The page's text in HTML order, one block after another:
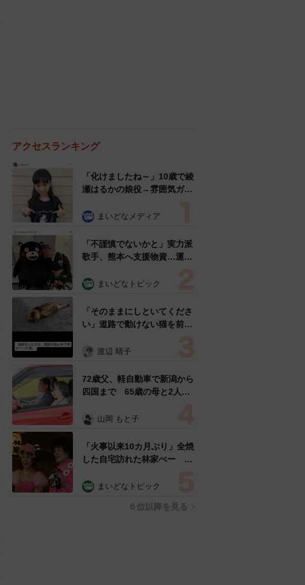
アクセスランキング
「化けましたね～」10歳で綾
瀬はるかの娘役→雰囲気ガラ
雰囲気が」「宝塚に入れそ
まいどなメディア
「不謹慎でないかと」実力派
歌手、熊本へ支援物資…運搬
めらい 「痛いほど伝わる」
まいどなトピック
「そのままにしといてくださ
い」道路で動けない猫を前に
ようとした4日間 「命の重
表の訴え
渡辺 晴子
72歳父、軽自動車で新潟から
四国まで 65歳の母と2人で
憩まで分刻み… 「大学生で
山岡 もと子
「火事以来10カ月ぶり」全焼
した自宅訪れた林家ぺー 内
ン状態の部屋に呆然
まいどなトピック
６位以降を見る